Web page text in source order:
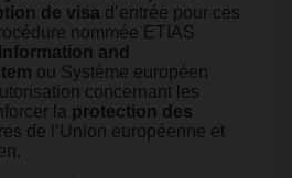
de visa d’entrée pour ces
nommée ETIAS
and
ou Système européen
concernant les
la protection des
de l’Union européenne et